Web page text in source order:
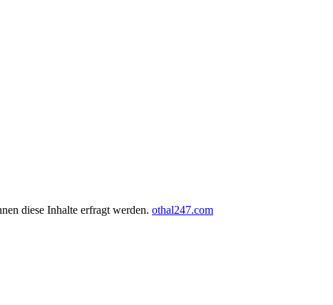
diese Inhalte erfragt werden. othal247.com